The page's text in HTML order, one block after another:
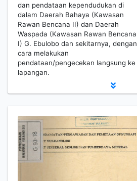
dan pendataan kependudukan di
dalam Daerah Bahaya (Kawasan
Rawan Bencana II) dan Daerah
Waspada (Kawasan Rawan Bencana
I) G. Ebulobo dan sekitarnya, dengan
cara melakukan
pendataan/pengecekan langsung ke
lapangan.